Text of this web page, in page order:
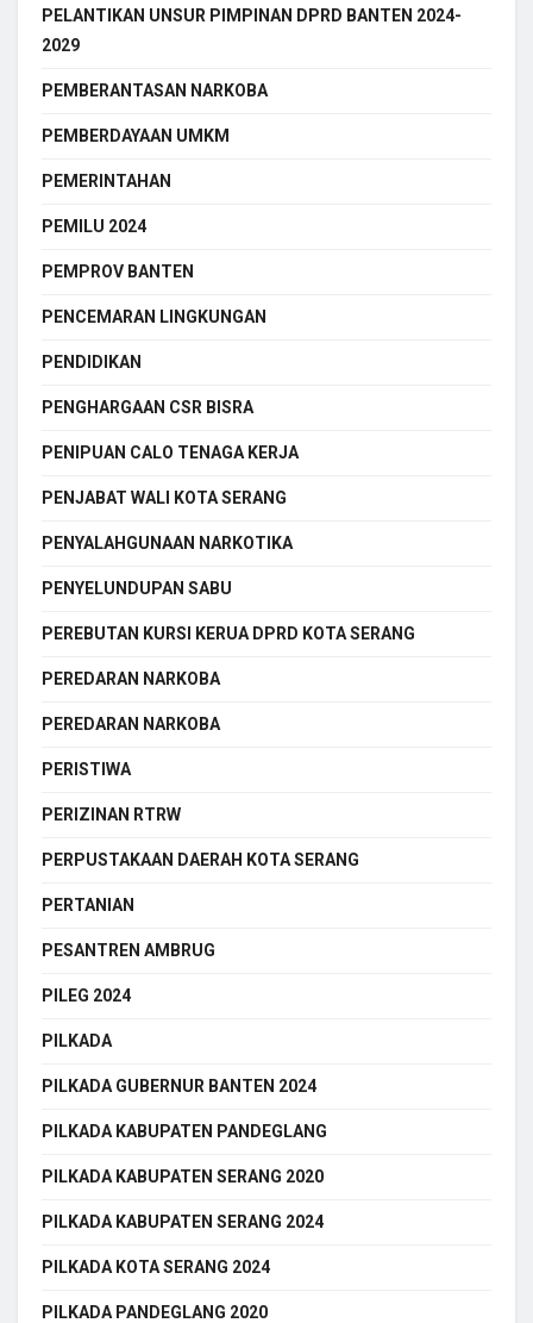
PELANTIKAN UNSUR PIMPINAN DPRD BANTEN 2024-
2029
PEMBERANTASAN NARKOBA
PEMBERDAYAAN UMKM
PEMERINTAHAN
PEMILU 2024
PEMPROV BANTEN
PENCEMARAN LINGKUNGAN
PENDIDIKAN
PENGHARGAAN CSR BISRA
PENIPUAN CALO TENAGA KERJA
PENJABAT WALI KOTA SERANG
PENYALAHGUNAAN NARKOTIKA
PENYELUNDUPAN SABU
PEREBUTAN KURSI KERUA DPRD KOTA SERANG
PEREDARAN NARKOBA
PEREDARAN NARKOBA
PERISTIWA
PERIZINAN RTRW
PERPUSTAKAAN DAERAH KOTA SERANG
PERTANIAN
PESANTREN AMBRUG
PILEG 2024
PILKADA
PILKADA GUBERNUR BANTEN 2024
PILKADA KABUPATEN PANDEGLANG
PILKADA KABUPATEN SERANG 2020
PILKADA KABUPATEN SERANG 2024
PILKADA KOTA SERANG 2024
PILKADA PANDEGLANG 2020